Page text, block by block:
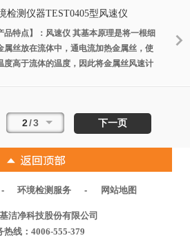
。两个可调节阀门可调节仪器使用 2 到 4
嘴来提供不同范围的气溶胶颗粒浓度。
230 气溶胶发生器常用于检测空气流速不
5400 cfm 的高效过滤系统。 更适用于高
检测仪器TEST0405型风速仪
品特点】：风速仪 其基本原理是将一根细
属丝放在流体中，通电流加热金属丝，使
度高于流体的温度，因此将金属丝风速计
失的热量Q与流体的速度v之间存在关系
2/3 下一页
- 环境检测服务 - 网站地图
洁净科技股份有限公司
热线：4006-555-379